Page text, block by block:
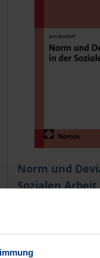
Produkte
Norm und
Sozialen Arbeit
Der Preis dieses